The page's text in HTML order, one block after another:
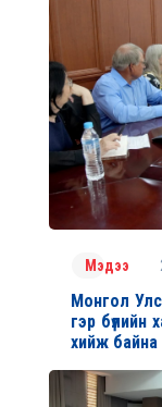
Мэдээ
Монгол
гэр бүлийн
хийж байна